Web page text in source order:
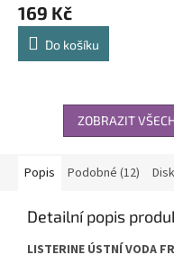
169 Kč
Do košíku
ZOBRAZIT
Popis Podobné (12)
Detailní popis
LISTERINE ÚSTNÍ VODA